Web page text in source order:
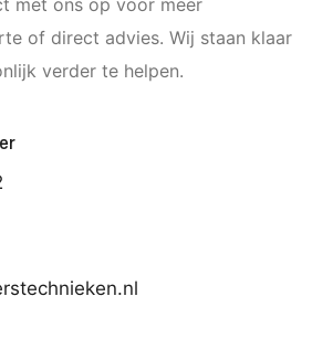
of direct advies. Wij staan klaar
verder te helpen.